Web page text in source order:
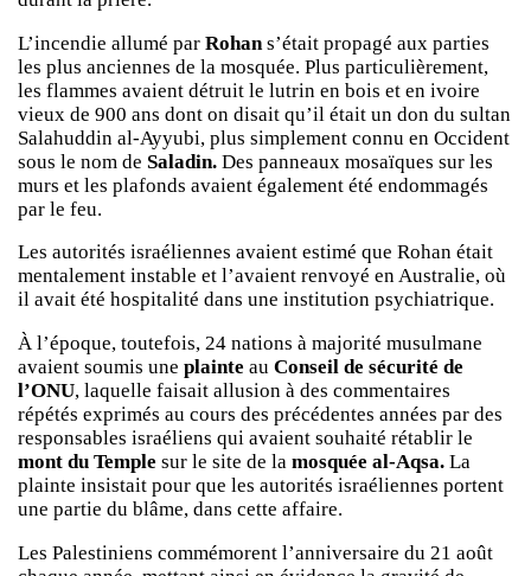
L’incendie allumé par Rohan s’était propagé aux parties
les plus anciennes de la mosquée. Plus particulièrement,
les flammes avaient détruit le lutrin en bois et en ivoire
vieux de 900 ans dont on disait qu’il était un don du sultan
Salahuddin al-Ayyubi, plus simplement connu en Occident
sous le nom de Saladin. Des panneaux mosaïques sur les
murs et les plafonds avaient également été endommagés
par le feu.
Les autorités israéliennes avaient estimé que Rohan était
mentalement instable et l’avaient renvoyé en Australie, où
il avait été hospitalité dans une institution psychiatrique.
À l’époque, toutefois, 24 nations à majorité musulmane
avaient soumis une plainte au Conseil de sécurité de
l’ONU, laquelle faisait allusion à des commentaires
répétés exprimés au cours des précédentes années par des
responsables israéliens qui avaient souhaité rétablir le
mont du Temple sur le site de la mosquée al-Aqsa. La
plainte insistait pour que les autorités israéliennes portent
une partie du blâme, dans cette affaire.
Les Palestiniens commémorent l’anniversaire du 21 août